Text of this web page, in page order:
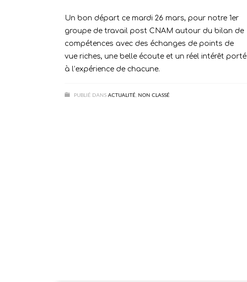
Un bon départ ce mardi 26 mars, pour notre 1er
groupe de travail post CNAM autour du bilan de
compétences avec des échanges de points de
vue riches, une belle écoute et un réel intérêt porté
à l’expérience de chacune.
PUBLIÉ DANS ACTUALITÉ, NON CLASSÉ